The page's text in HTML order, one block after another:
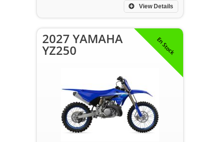
View Details
En Stock
2027 YAMAHA
YZ250